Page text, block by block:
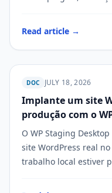
Read article →
WP STAGING
DOC JULY 18, 2026
Implante um site
produção com o
O WP Staging
site WordPress real
trabalho local estiver